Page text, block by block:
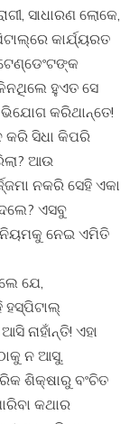
ସାଧାରଣ ଲୋକେ,
କାର୍ଯ୍ୟରତ
ହୁଏତ ସେ
କରିଥାନ୍ତେ!
କରି ସିଧା କିପରି
ଆଉ
ନକରି ସେହି ଏକା
ଏସବୁ
ନିୟମକୁ ନେଇ ଏମିତି
ଯେ,
ହସ୍ପିଟାଲ୍
ନାହାଁନ୍ତି! ଏହା
ନ ଆସୁ,
ଶିକ୍ଷାରୁ ବଂଚିତ
କଥାର